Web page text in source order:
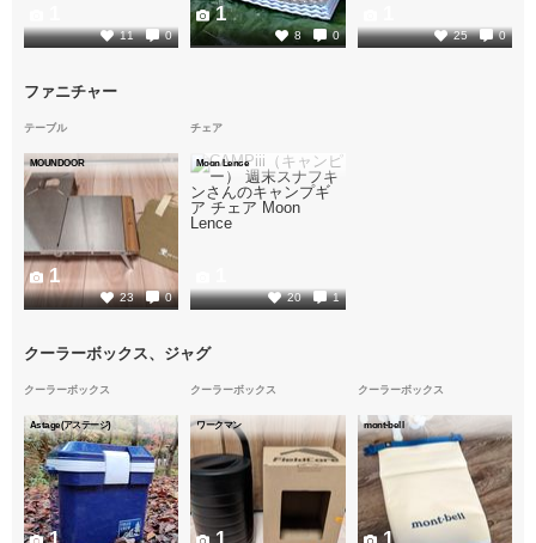
11 0 8 0
1
25 0
ファニチャー
テーブル
MOUNDOOR
23 0
1
チェア
Moon Lence
20 1
クーラーボックス、ジャグ
クーラーボックス
Astage(アステージ)
1
クーラーボックス
ワークマン
1
クーラーボックス
mont-bell
1